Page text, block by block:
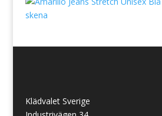
Klädvalet Sverige